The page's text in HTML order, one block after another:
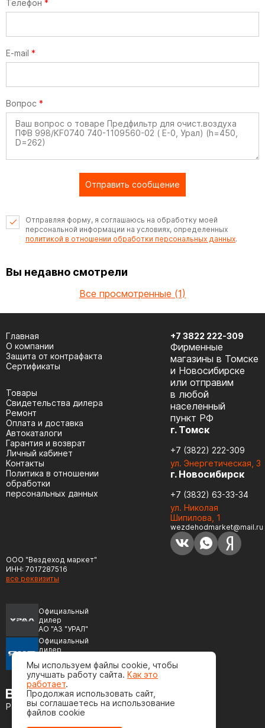
Телефон *
E-mail *
Вопрос *
Отправить сообщение
Отправляя форму, я соглашаюсь на обработку моей
персональной информации на условиях, определенных
политикой в отношении обработки персональных данных.
Вы недавно смотрели
Все просмотренные (1)
ООО "Вездеход маркет"
ИНН: 7017287516
все реквизиты
Официальный
дилер
АО "АЗ "УРАЛ"
Официальный
дилер
(ЯМЗ)
Разработка сайта
Главная
О компании
Защита от контрафакта
Сертификаты
Товары
Cвидетельства дилера
Ремонт
Оплата и доставка
Автокаталоги
Гарантия и возврат
Личный кабинет
Контакты
Политика в отношении
обработки
персональных данных
+7 3822 222-309
Фирменные
магазины в Томске
и Новосибирске
или отправим
в любой
населенный
пункт РФ
г. Томск
+7 (3822) 222-309
ул. Энергетическая, 3
г. Новосибирск
+7 (3832) 63-33-34
ул. Николая
Шипилова, 1
wezdehodmarket@mail.ru
Мы используем файлы cookie, чтобы
улучшать работу сайта. Как это
работает.
Продолжая использовать сайт,
вы соглашаетесь на использование
файлов cookie